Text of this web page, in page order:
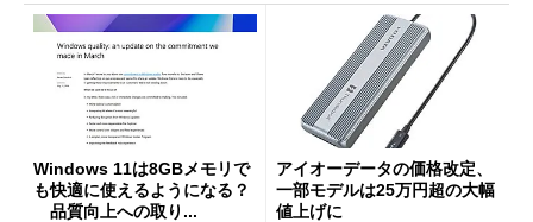
Windows 11は8GBメモリで
も快適に使えるようになる？
品質向上への取り...
アイオーデータの価格改定、
一部モデルは25万円超の大幅
値上げに